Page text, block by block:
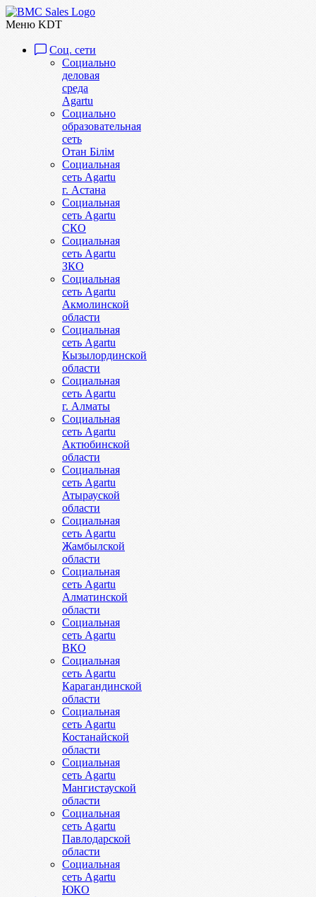
Меню KDT
Соц. сети
Социально
деловая
среда
Agartu
Социально
образовательная
сеть
Отан Бiлiм
Социальная
сеть Agartu
г. Астана
Социальная
сеть Agartu
СКО
Социальная
сеть Agartu
ЗКО
Социальная
сеть Agartu
Акмолинской
области
Социальная
сеть Agartu
Кызылординской
области
Социальная
сеть Agartu
г. Алматы
Социальная
сеть Agartu
Актюбинской
области
Социальная
сеть Agartu
Атырауской
области
Социальная
сеть Agartu
Жамбылской
области
Социальная
сеть Agartu
Алматинской
области
Социальная
сеть Agartu
ВКО
Социальная
сеть Agartu
Карагандинской
области
Социальная
сеть Agartu
Костанайской
области
Социальная
сеть Agartu
Мангистауской
области
Социальная
сеть Agartu
Павлодарской
области
Социальная
сеть Agartu
ЮКО